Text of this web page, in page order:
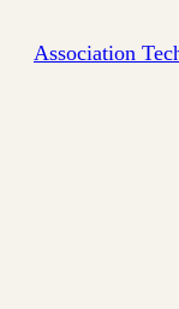
Association